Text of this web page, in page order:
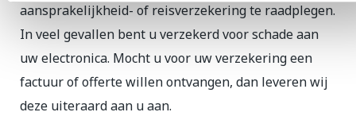
aansprakelijkheid- of reisverzekering te raadplegen.
In veel gevallen bent u verzekerd voor schade aan
uw electronica. Mocht u voor uw verzekering een
factuur of offerte willen ontvangen, dan leveren wij
deze uiteraard aan u aan.